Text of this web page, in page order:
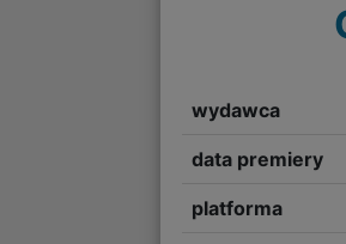
wydawca
data premiery
platforma